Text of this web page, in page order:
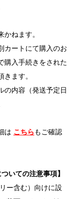
ねます。
カートにて購入のお
購入手続きをされた
ます。
の内容（発送予定日
は こちらもご確認
いての注意事項】
ー含む）向けに設